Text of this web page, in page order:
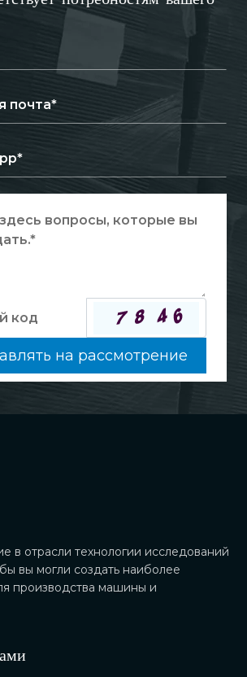
на рассмотрение
в отрасли технологии исследований
вы могли создать наиболее
производства машины и